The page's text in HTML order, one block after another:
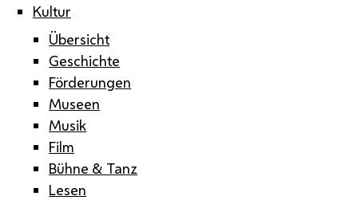
Kultur
Übersicht
Geschichte
Förderungen
Museen
Musik
Film
Bühne & Tanz
Lesen